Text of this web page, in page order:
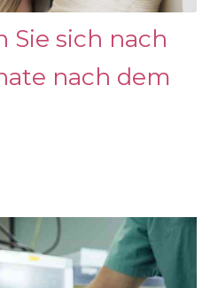
Sie sich nach
nach dem